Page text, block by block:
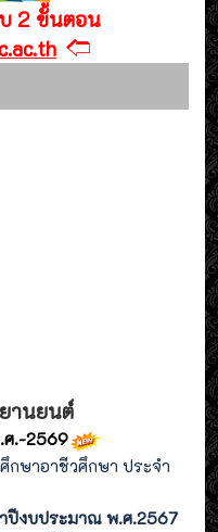
2 ขั้นตอน
🢢
านยนต์
ศ.-2569
กษาอาชีวศึกษา ประจำ
ปีงบประมาณ พ.ศ.2567